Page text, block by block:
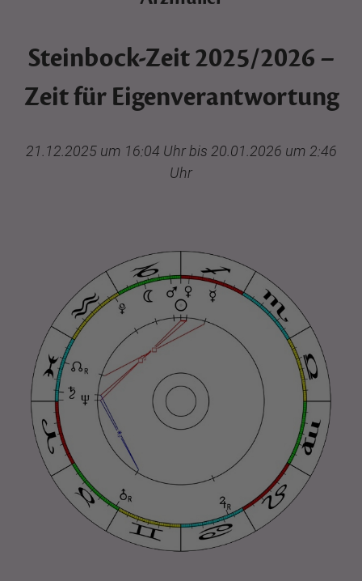
Steinbock-Zeit 2025/2026 –
Zeit für Eigenverantwortung
21.12.2025 um 16:04 Uhr bis 20.01.2026 um 2:46
Uhr